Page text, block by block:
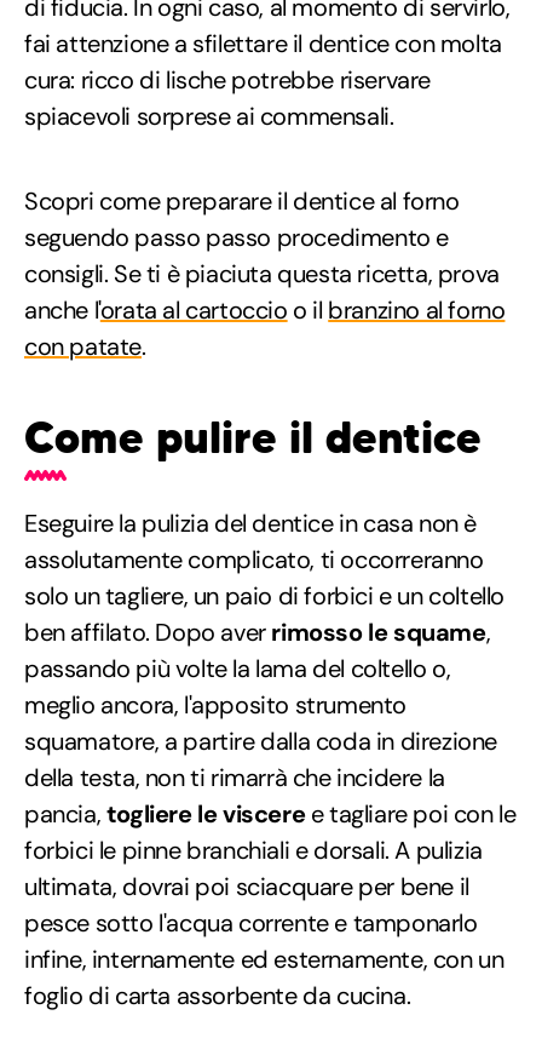
di fiducia. In ogni caso, al momento di servirlo,
fai attenzione a sfilettare il dentice con molta
cura: ricco di lische potrebbe riservare
spiacevoli sorprese ai commensali.
Scopri come preparare il dentice al forno
seguendo passo passo procedimento e
consigli. Se ti è piaciuta questa ricetta, prova
anche l'orata al cartoccio o il branzino al forno
con patate.
Come pulire il dentice
Eseguire la pulizia del dentice in casa non è
assolutamente complicato, ti occorreranno
solo un tagliere, un paio di forbici e un coltello
ben affilato. Dopo averrimosso le squame,
passando più volte la lama del coltello o,
meglio ancora, l'apposito strumento
squamatore, a partire dalla coda in direzione
della testa, non ti rimarrà che incidere la
pancia,togliere le visceree tagliare poi con le
forbici le pinne branchiali e dorsali. A pulizia
ultimata, dovrai poi sciacquare per bene il
pesce sotto l'acqua corrente e tamponarlo
infine, internamente ed esternamente, con un
foglio di carta assorbente da cucina.